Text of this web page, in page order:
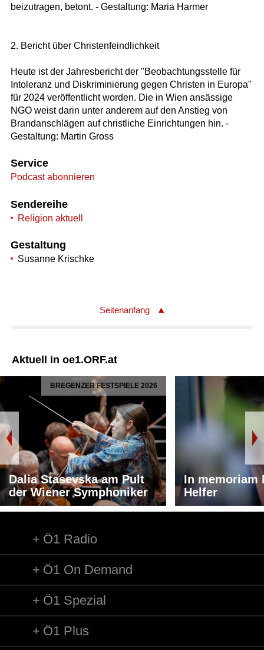
beizutragen, betont. - Gestaltung: Maria Harmer
2. Bericht über Christenfeindlichkeit
Heute ist der Jahresbericht der "Beobachtungsstelle für
Intoleranz und Diskriminierung gegen Christen in Europa"
für 2024 veröffentlicht worden. Die in Wien ansässige
NGO weist darin unter anderem auf den Anstieg von
Brandanschlägen auf christliche Einrichtungen hin. -
Gestaltung: Martin Gross
Service
Podcast abonnieren
Sendereihe
Religion aktuell
Gestaltung
Susanne Krischke
Seitenanfang
Aktuell in oe1.ORF.at
BREGENZER FESTSPIELE 2026
Dalia Stasevska am Pult
der Wiener Symphoniker
In memoriam
Helfer
Ö1 Radio
Ö1 On Demand
Ö1 Spezial
Ö1 Plus